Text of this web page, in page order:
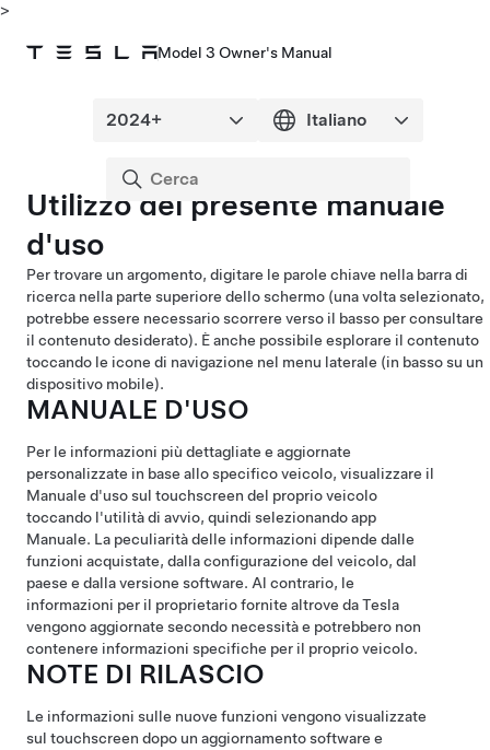
>
Model 3 Owner's Manual
Utilizzo del presente manuale
d'uso
Per trovare un argomento, digitare le parole chiave nella barra di
ricerca nella parte superiore dello schermo (una volta selezionato,
potrebbe essere necessario scorrere verso il basso per consultare
il contenuto desiderato). È anche possibile esplorare il contenuto
toccando le icone di navigazione nel menu laterale (in basso su un
dispositivo mobile).
MANUALE D'USO
Per le informazioni più dettagliate e aggiornate
personalizzate in base allo specifico veicolo, visualizzare il
Manuale d'uso sul touchscreen del proprio veicolo
toccando l'utilità di avvio, quindi selezionando app
Manuale. La peculiarità delle informazioni dipende dalle
funzioni acquistate, dalla configurazione del veicolo, dal
paese e dalla versione software. Al contrario, le
informazioni per il proprietario fornite altrove da Tesla
vengono aggiornate secondo necessità e potrebbero non
contenere informazioni specifiche per il proprio veicolo.
NOTE DI RILASCIO
Le informazioni sulle nuove funzioni vengono visualizzate
sul touchscreen dopo un aggiornamento software e